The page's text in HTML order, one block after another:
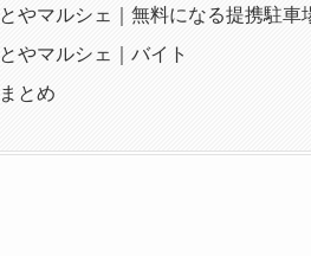
とやマルシェ｜無料になる提携駐車
とやマルシェ｜バイト
まとめ